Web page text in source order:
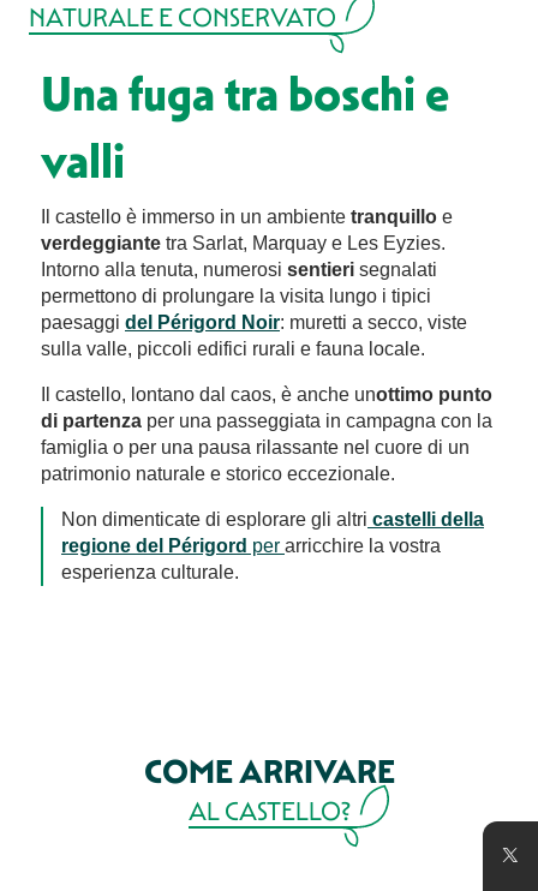
NATURALE E CONSERVATO
Una fuga tra boschi e
valli
Il castello è immerso in un ambiente tranquillo e
verdeggiante tra Sarlat, Marquay e Les Eyzies.
Intorno alla tenuta, numerosi sentieri segnalati
permettono di prolungare la visita lungo i tipici
paesaggi del Périgord Noir: muretti a secco, viste
sulla valle, piccoli edifici rurali e fauna locale.
Il castello, lontano dal caos, è anche unottimo punto
di partenza per una passeggiata in campagna con la
famiglia o per una pausa rilassante nel cuore di un
patrimonio naturale e storico eccezionale.
Non dimenticate di esplorare gli altri castelli della
regione del Périgord per arricchire la vostra
esperienza culturale.
COME ARRIVARE
AL CASTELLO?